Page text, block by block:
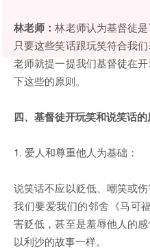
林老师：林老师认为基督徒是
只要这些笑话跟玩笑符合我
老师就提一提我们基督徒在
下这些的原则。
四、基督徒开玩笑和说笑话的
1. 爱人和尊重他人为基础：
说笑话不应以贬低、嘲笑或
我们要爱我们的邻舍《马可
害贬低，甚至是羞辱他人的
以利沙的故事一样。